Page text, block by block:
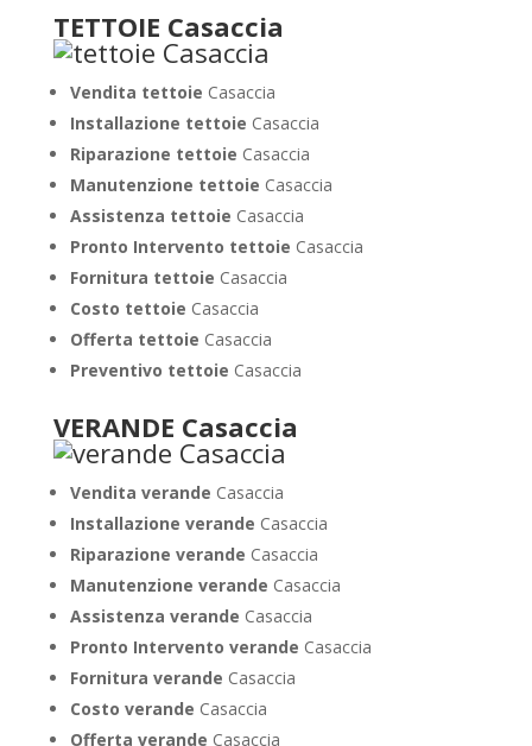
TETTOIE Casaccia
Vendita tettoie Casaccia
Installazione tettoie Casaccia
Riparazione tettoie Casaccia
Manutenzione tettoie Casaccia
Assistenza tettoie Casaccia
Pronto Intervento tettoie Casaccia
Fornitura tettoie Casaccia
Costo tettoie Casaccia
Offerta tettoie Casaccia
Preventivo tettoie Casaccia
VERANDE Casaccia
Vendita verande Casaccia
Installazione verande Casaccia
Riparazione verande Casaccia
Manutenzione verande Casaccia
Assistenza verande Casaccia
Pronto Intervento verande Casaccia
Fornitura verande Casaccia
Costo verande Casaccia
Offerta verande Casaccia